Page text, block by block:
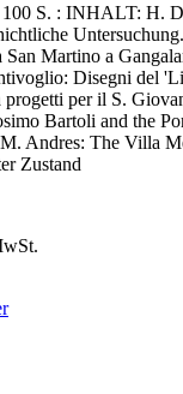
100 S. : INHALT: H.
San Martino a
Disegni del
progetti per il S.
Bartoli and the
Andres: The Villa
Zustand